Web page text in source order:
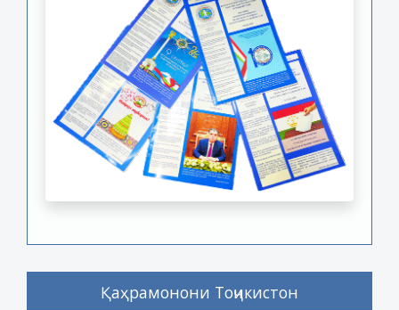
Қаҳрамонони Тоҷикистон